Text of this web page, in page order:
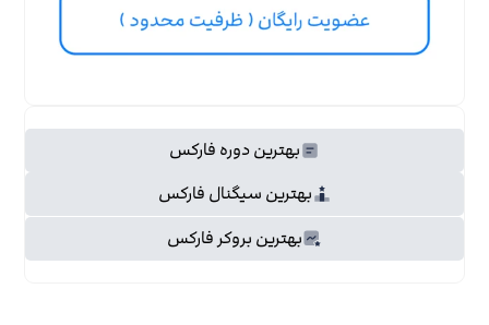
بهترین دوره فارکس
بهترین سیگنال فارکس
بهترین بروکر فارکس